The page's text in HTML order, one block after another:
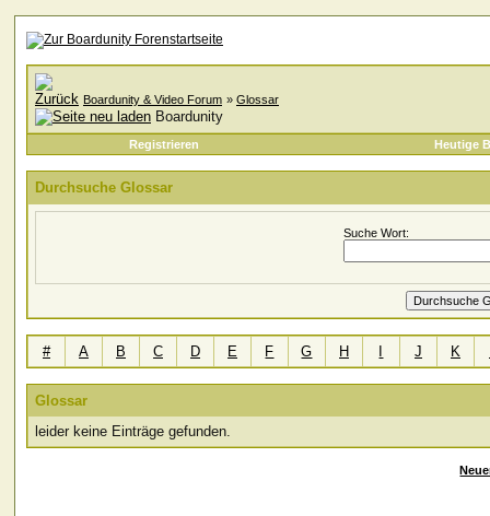
Boardunity & Video Forum » Glossar
Boardunity
Registrieren Heutige
Durchsuche Glossar
Suche Wort:
# A B C D E F G H J K
Glossar
leider keine Einträge gefunden.